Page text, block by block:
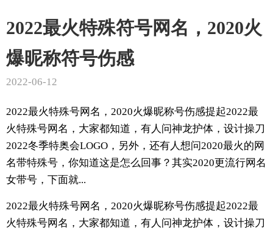
2022最火特殊符号网名，2020火
爆昵称符号伤感
2022-06-12
2022最火特殊号网名，2020火爆昵称号伤感提起2022最
火特殊号网名，大家都知道，有人问神龙护体，设计操刀
2022冬季特奥会LOGO，另外，还有人想问2020最火的网
名带特殊号，你知道这是怎么回事？其实2020更流行网名
女带号，下面就...
2022最火特殊号网名，2020火爆昵称号伤感提起2022最
火特殊号网名，大家都知道，有人问神龙护体，设计操刀